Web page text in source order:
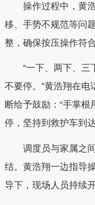
操作过程中，黄
移、手势不规范等问
整，确保按压操作符
“一下、两下、
不要停。”黄浩翔在
断给予鼓励：“手掌
停，坚持到救护车到
调度员与家属之
结。黄浩翔一边指导
导下，现场人员持续